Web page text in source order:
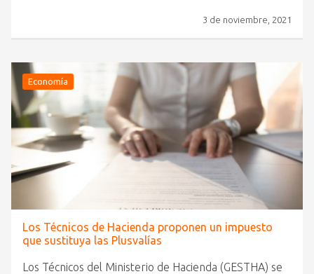
3 de noviembre, 2021
Economía
Los Técnicos de Hacienda proponen un impuesto
que sustituya las Plusvalías
Los Técnicos del Ministerio de Hacienda (GESTHA) se